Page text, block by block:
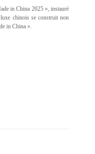
in China 2025 », instauré
chinois se construit non
in China ».